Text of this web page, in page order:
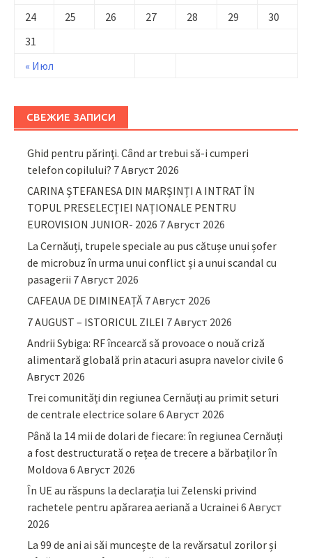
« Июл
24
25 26 27 28 29
30
31
СВЕЖИЕ ЗАПИСИ
Ghid pentru părinţi. Când ar trebui să-i cumperi
telefon copilului? 7 Август 2026
CARINA ȘTEFANESA DIN MARȘINȚI A INTRAT ÎN
TOPUL PRESELECȚIEI NAȚIONALE PENTRU
EUROVISION JUNIOR- 2026 7 Август 2026
La Cernăuți, trupele speciale au pus cătușe unui șofer
de microbuz în urma unui conflict și a unui scandal cu
pasagerii 7 Август 2026
CAFEAUA DE DIMINEAȚĂ 7 Август 2026
7 AUGUST – ISTORICUL ZILEI 7 Август 2026
Andrii Sybiga: RF încearcă să provoace o nouă criză
alimentară globală prin atacuri asupra navelor civile 6
Август 2026
Trei comunități din regiunea Cernăuți au primit seturi
de centrale electrice solare 6 Август 2026
Până la 14 mii de dolari de fiecare: în regiunea Cernăuți
a fost destructurată o rețea de trecere a bărbaților în
Moldova 6 Август 2026
În UE au răspuns la declarația lui Zelenski privind
rachetele pentru apărarea aeriană a Ucrainei 6 Август
2026
La 99 de ani ai săi muncește de la revărsatul zorilor și